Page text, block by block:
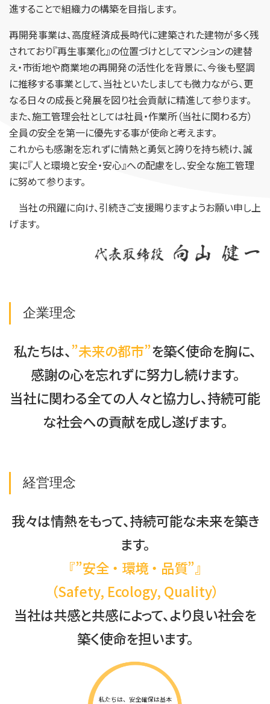
進することで組織力の構築を目指します。
再開発事業は、高度経済成長時代に建築された建物が多く残
されており『再生事業化』の位置づけとしてマンションの建替
え・市街地や商業地の再開発の活性化を背景に、今後も堅調
に推移する事業として、当社といたしましても微力ながら、更
なる日々の成長と発展を図り社会貢献に精進して参ります。
また、施工管理会社としては社員・作業所（当社に関わる方）
全員の安全を第一に優先する事が使命と考えます。
これからも感謝を忘れずに情熱と勇気と誇りを持ち続け、誠
実に『人と環境と安全・安心』への配慮をし、安全な施工管理
に努めて参ります。
当社の飛躍に向け、引続きご支援賜りますようお願い申し上
げます。
企業理念
私たちは、”未来の都市”を築く使命を胸に、
感謝の心を忘れずに努力し続けます。
当社に関わる全ての人々と協力し、持続可能
な社会への貢献を成し遂げます。
経営理念
我々は情熱をもって、持続可能な未来を築き
ます。
『”安全 ・ 環境 ・ 品質”』
（Safety, Ecology, Quality）
当社は共感と共感によって、より良い社会を
築く使命を担います。